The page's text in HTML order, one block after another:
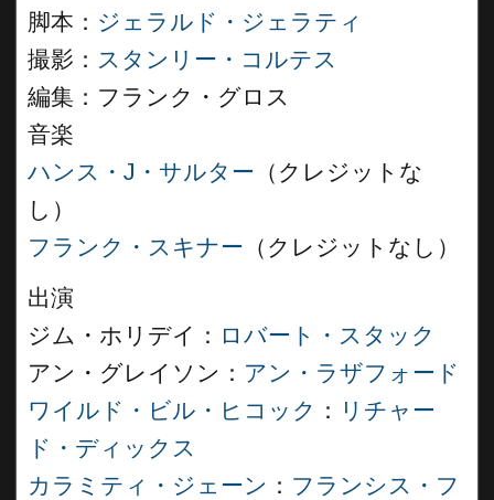
脚本： ジェラルド・ジェラティ
撮影： スタンリー・コルテス
編集：フランク・グロス
音楽
ハンス・J・サルター （クレジットな
し）
フランク・スキナー （クレジットなし）
出演
ジム・ホリデイ： ロバート・スタック
アン・グレイソン： アン・ラザフォード
ワイルド・ビル・ヒコック ： リチャー
ド・ディックス
カラミティ・ジェーン ： フランシス・フ